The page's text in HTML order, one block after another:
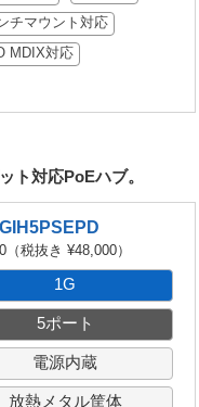
チマウント対応
MDIX対応
ト対応PoEハブ。
（税抜き ¥48,000）
1G
5ポート
電源内蔵
放熱メタル筐体